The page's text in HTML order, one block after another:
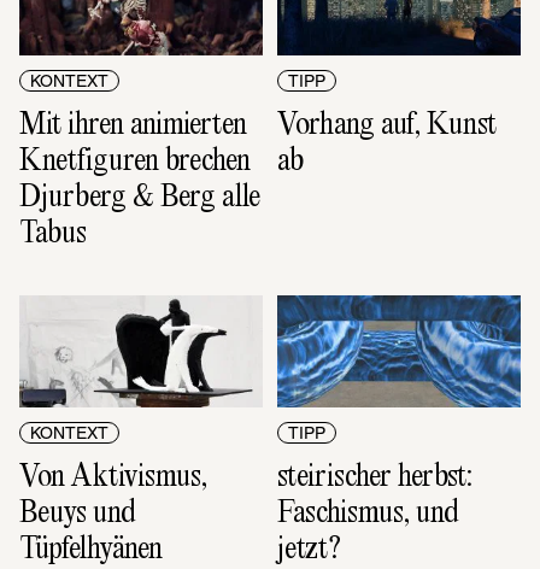
KONTEXT
Mit ihren animierten
Knetfiguren brechen
Djurberg & Berg alle
Tabus
TIPP
Vorhang auf, Kunst
ab
KONTEXT
Von Aktivismus,
Beuys und
Tüpfelhyänen
TIPP
steirischer herbst:
Faschismus, und
jetzt?